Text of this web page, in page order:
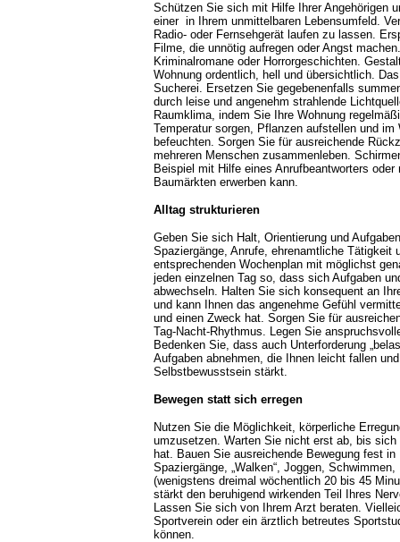
Schützen Sie sich mit Hilfe Ihrer Angehörigen
einer in Ihrem unmittelbaren Lebensumfeld.
Radio- oder Fernsehgerät laufen zu lassen.
Filme, die unnötig aufregen oder Angst
Kriminalromane oder Horrorgeschichten.
Wohnung ordentlich, hell und übersichtlich.
Sucherei. Ersetzen Sie gegebenenfalls
durch leise und angenehm strahlende
Raumklima, indem Sie Ihre Wohnung
Temperatur sorgen, Pflanzen aufstellen und
befeuchten. Sorgen Sie für ausreichende
mehreren Menschen zusammenleben.
Beispiel mit Hilfe eines Anrufbeantworters
Baumärkten erwerben kann.
Alltag strukturieren
Geben Sie sich Halt, Orientierung und
Spaziergänge, Anrufe, ehrenamtliche Tätigkeit
entsprechenden Wochenplan mit möglichst
jeden einzelnen Tag so, dass sich Aufgaben
abwechseln. Halten Sie sich konsequent an
und kann Ihnen das angenehme Gefühl
und einen Zweck hat. Sorgen Sie für
Tag-Nacht-Rhythmus. Legen Sie
Bedenken Sie, dass auch Unterforderung
Aufgaben abnehmen, die Ihnen leicht fallen
Selbstbewusstsein stärkt.
Bewegen statt sich erregen
Nutzen Sie die Möglichkeit, körperliche
umzusetzen. Warten Sie nicht erst ab, bis
hat. Bauen Sie ausreichende Bewegung fest
Spaziergänge, „Walken“, Joggen,
(wenigstens dreimal wöchentlich 20 bis 45
stärkt den beruhigend wirkenden Teil Ihres
Lassen Sie sich von Ihrem Arzt beraten.
Sportverein oder ein ärztlich betreutes
können.